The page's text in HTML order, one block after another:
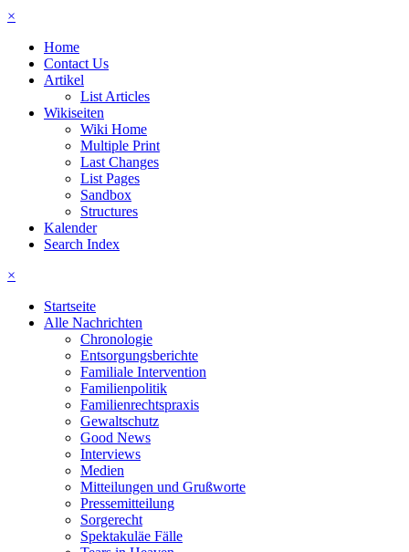
×
Home
Contact Us
Artikel
List Articles
Wikiseiten
Wiki Home
Multiple Print
Last Changes
List Pages
Sandbox
Structures
Kalender
Search Index
×
Startseite
Alle Nachrichten
Chronologie
Entsorgungsberichte
Familiale Intervention
Familienpolitik
Familienrechtspraxis
Gewaltschutz
Good News
Interviews
Medien
Mitteilungen und Grußworte
Pressemitteilung
Sorgerecht
Spektakuläe Fälle